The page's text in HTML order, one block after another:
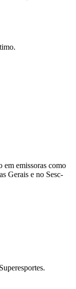
em emissoras como
Gerais e no Sesc-